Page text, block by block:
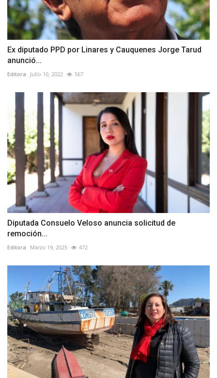
Ex diputado PPD por Linares y Cauquenes Jorge Tarud
anunció...
Editora Julio 10, 2022 567
Diputada Consuelo Veloso anuncia solicitud de
remoción...
Editora Marzo 19, 2025 472